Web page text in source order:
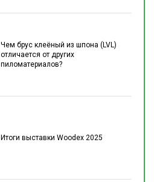
Чем брус клеёный из шпона (LVL)
отличается от других
пиломатериалов?
Итоги выставки Woodex 2025